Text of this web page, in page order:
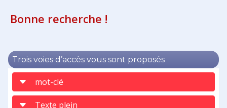
Bonne recherche !
Trois voies d’accès vous sont proposés
mot-clé
Texte plein